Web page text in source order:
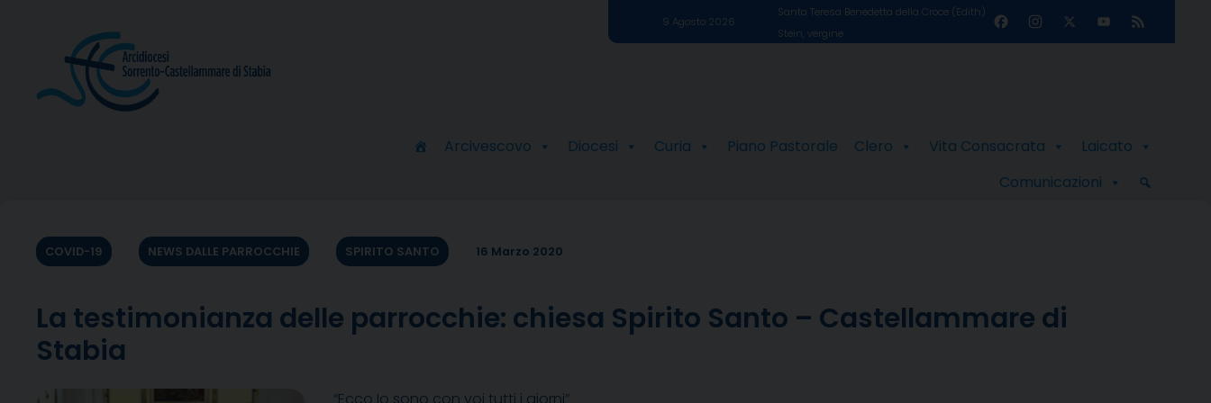
9 Agosto 2026
Santa Teresa Benedetta della Croce (Edith)
Stein, vergine
FacebookInstagram
X
YouTube
Channel
Feed
Arcivescovo Diocesi Curia Piano Pastorale Clero Vita Consacrata
Laicato
Comunicazioni
COVID-19 NEWS DALLE PARROCCHIE SPIRITO SANTO 16 Marzo 2020
La testimonianza delle parrocchie: chiesa Spirito Santo – Castellammare di
Stabia